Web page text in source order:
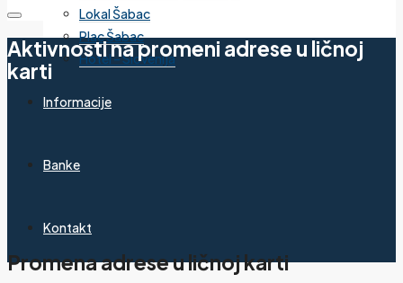
Lokal Šabac
Plac Šabac
Hotel – Slovenija
Informacije
Banke
Kontakt
Aktivnosti na promeni adrese u ličnoj
karti
Promena adrese u ličnoj karti